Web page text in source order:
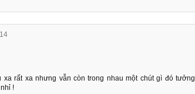
rất xa nhưng vẫn còn trong nhau một chút gì đó tưởng
!